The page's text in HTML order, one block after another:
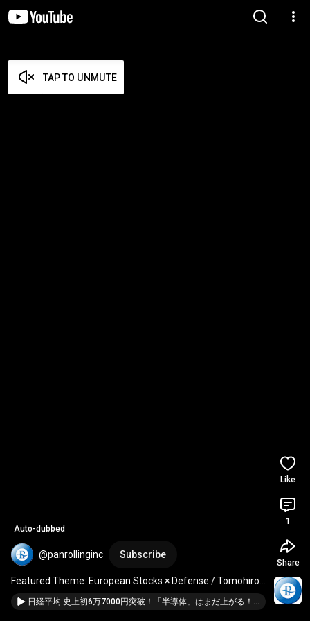
TAP TO UNMUTE
Auto-dubbed
@panrollinginc Subscribe
Featured Theme: European Stocks × Defense / Tomohiro
Okawa [Spark of Insight June 1, 2026]
日経平均 史上初6万7000円突破！「半導体」はまだ上がる！？／大川智宏さん【キラメキの発想 2026年6月1日】
Like
1
Share